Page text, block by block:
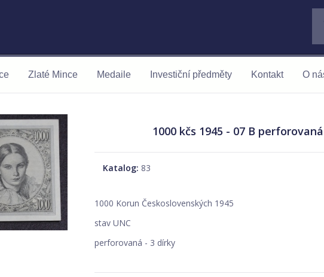
Zlaté Mince Medaile Investiční předměty Kontakt O
1000 kčs 1945 - 07 B perforovaná
Katalog: 83
1000 Korun Československých 1945
stav UNC
perforovaná - 3 dírky